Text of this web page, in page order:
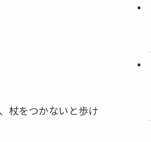
杖をつかないと歩け